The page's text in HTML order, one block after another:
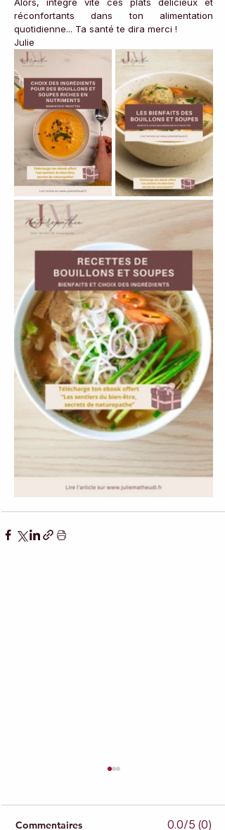
réconfortants dans ton alimentation
quotidienne... Ta santé te dira merci !
Julie
Commentaires 0.0/5 (0)